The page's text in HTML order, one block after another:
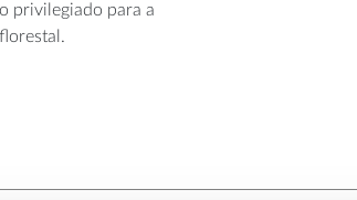
privilegiado para a